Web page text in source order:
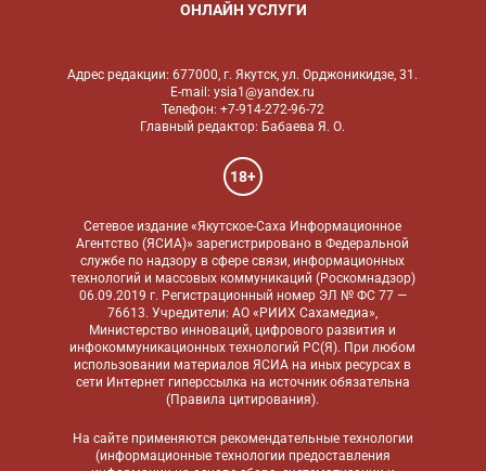
ОНЛАЙН УСЛУГИ
Адрес редакции: 677000, г. Якутск, ул. Орджоникидзе, 31.
E-mail: ysia1@yandex.ru
Телефон: +7-914-272-96-72
Главный редактор: Бабаева Я. О.
18+
Сетевое издание «Якутское-Саха Информационное
Агентство (ЯСИА)» зарегистрировано в Федеральной
службе по надзору в сфере связи, информационных
технологий и массовых коммуникаций (Роскомнадзор)
06.09.2019 г. Регистрационный номер ЭЛ № ФС 77 —
76613. Учредители: АО «РИИХ Сахамедиа»,
Министерство инноваций, цифрового развития и
инфокоммуникационных технологий РС(Я). При любом
использовании материалов ЯСИА на иных ресурсах в
сети Интернет гиперссылка на источник обязательна
(Правила цитирования).
На сайте применяются рекомендательные технологии
(информационные технологии предоставления